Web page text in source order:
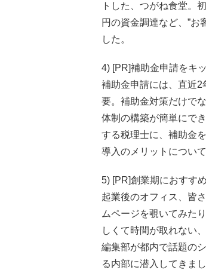
トした、つがね食堂。
円の資金調達など、”お
した。
4) [PR]補助金申請をキ
補助金申請には、直近
要。補助金対策だけで
体制の構築が簡単にで
する税理士に、補助金
導入のメリットについ
5) [PR]創業期におすす
起業後のオフィス、皆
ムページを覗いてみた
しくて時間が取れない
編集部が都内で話題の
る内部に潜入してきまし